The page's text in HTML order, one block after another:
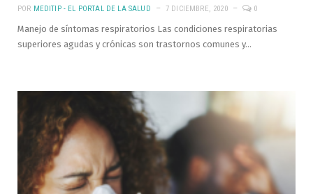
POR MEDITIP - EL PORTAL DE LA SALUD 7 DICIEMBRE, 2020 0
Manejo de síntomas respiratorios Las condiciones respiratorias
superiores agudas y crónicas son trastornos comunes y…